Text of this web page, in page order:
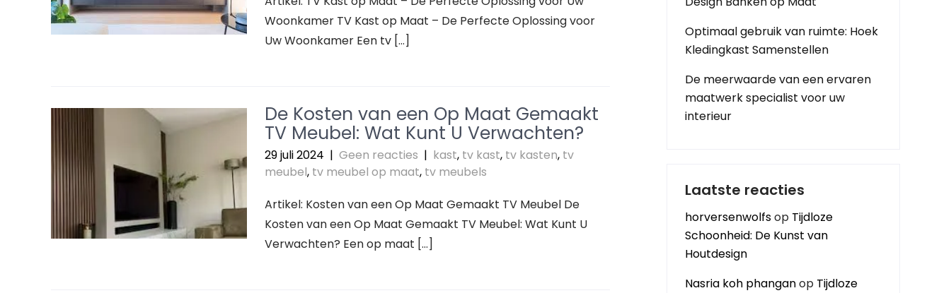
Woonkamer TV Kast op Maat – De Perfecte Oplossing voor
Uw Woonkamer Een tv […]
De Kosten van een Op Maat Gemaakt
TV Meubel: Wat Kunt U Verwachten?
29 juli 2024 | Geen reacties | kast, tv kast, tv kasten, tv
meubel, tv meubel op maat, tv meubels
Artikel: Kosten van een Op Maat Gemaakt TV Meubel De
Kosten van een Op Maat Gemaakt TV Meubel: Wat Kunt U
Verwachten? Een op maat […]
Optimaal gebruik van ruimte: Hoek
Kledingkast Samenstellen
De meerwaarde van een ervaren
maatwerk specialist voor uw
interieur
Laatste reacties
horversenwolfsop Tijdloze
Schoonheid: De Kunst van
Houtdesign
Nasria koh phanganop Tijdloze